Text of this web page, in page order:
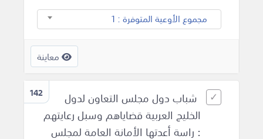
مجموع الأوعية المتوفرة : 1
معاينة
142
شباب دول مجلس التعاون لدول
الخليج العربية قضاياهم وسبل رعايتهم
: راسة أعدتها الأمانة العامة لمجلس